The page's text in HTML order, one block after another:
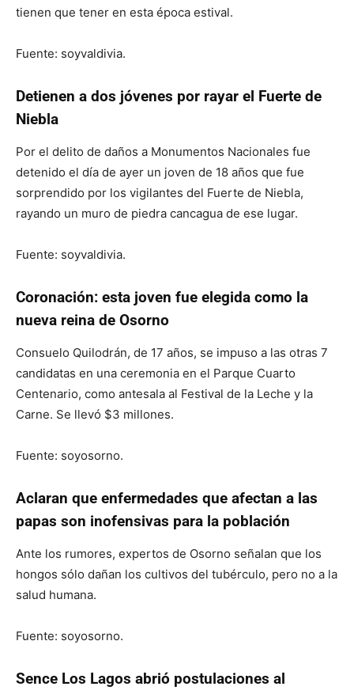
tienen que tener en esta época estival.
Fuente: soyvaldivia.
Detienen a dos jóvenes por rayar el Fuerte de
Niebla
Por el delito de daños a Monumentos Nacionales fue
detenido el día de ayer un joven de 18 años que fue
sorprendido por los vigilantes del Fuerte de Niebla,
rayando un muro de piedra cancagua de ese lugar.
Fuente: soyvaldivia.
Coronación: esta joven fue elegida como la
nueva reina de Osorno
Consuelo Quilodrán, de 17 años, se impuso a las otras 7
candidatas en una ceremonia en el Parque Cuarto
Centenario, como antesala al Festival de la Leche y la
Carne. Se llevó $3 millones.
Fuente: soyosorno.
Aclaran que enfermedades que afectan a las
papas son inofensivas para la población
Ante los rumores, expertos de Osorno señalan que los
hongos sólo dañan los cultivos del tubérculo, pero no a la
salud humana.
Fuente: soyosorno.
Sence Los Lagos abrió postulaciones al